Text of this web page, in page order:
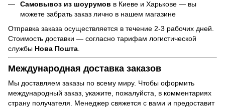
Самовывоз из шоурумов в Киеве и Харькове — вы
можете забрать заказ лично в нашем магазине
Отправка заказа осуществляется в течение 2-3 рабочих дней.
Стоимость доставки — согласно тарифам логистической
службы Нова Пошта
Международная доставка заказов
Мы доставляем заказы по всему миру. Чтобы оформить
международный заказ, укажите, пожалуйста, в комментариях
страну получателя. Менеджер свяжется с вами и предоставит